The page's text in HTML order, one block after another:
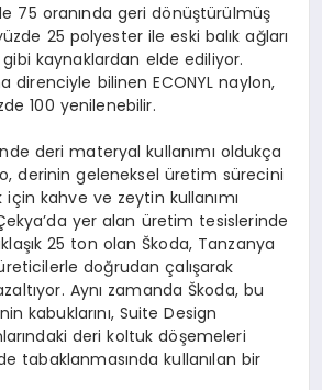
75 oranında geri dönüştürülmüş
25 polyester ile eski balık ağları
gibi kaynaklardan elde ediliyor.
direnciyle bilinen ECONYL naylon,
100 yenilenebilir.
deri materyal kullanımı oldukça
derinin geleneksel üretim sürecini
kahve ve zeytin kullanımı
yer alan üretim tesislerinde
25 ton olan Škoda, Tanzanya
doğrudan çalışarak
Aynı zamanda Škoda, bu
kabuklarını, Suite Design
deri koltuk döşemeleri
tabaklanmasında kullanılan bir